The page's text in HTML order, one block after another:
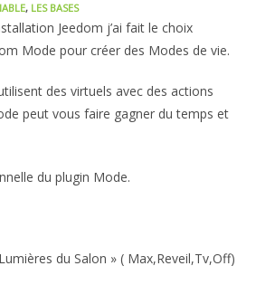
, LES BASES
Jeedom j’ai fait le choix
Mode pour créer des Modes de vie.
des virtuels avec des actions
peut vous faire gagner du temps et
du plugin Mode.
du Salon » ( Max,Reveil,Tv,Off)